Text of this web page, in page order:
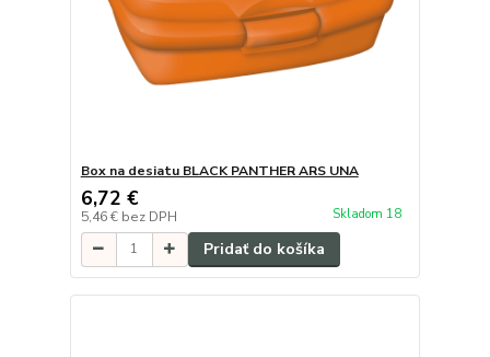
Box na desiatu BLACK PANTHER ARS UNA
6,72 €
5,46 € bez DPH Skladom 18
Pridať do košíka